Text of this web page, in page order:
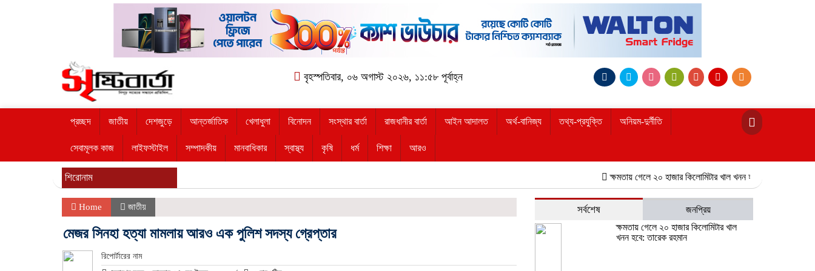
বৃহস্পতিবার, ০৬ অগাস্ট ২০২৬, ১১:৫৮ পূর্বাহ্ন
প্রচ্ছদ জাতীয় দেশজুড়ে আন্তর্জাতিক খেলাধুলা বিনোদন সংস্থার বার্তা রাজধানীর বার্তা আইন আদালত অর্থ-বানিজ্য তথ্য-প্রযুক্তি অনিয়ম-দুর্নীতি
সেবামূলক কাজ লাইফস্টাইল সম্পাদকীয় মানবাধিকার স্বাস্থ্য কৃষি ধর্ম শিক্ষা আরও
শিরোনাম ক্ষমতায় গেলে ২০ হাজার কিলোমিটার খাল খনন হবে: তারেক রহমান
Home জাতীয়
মেজর সিনহা হত্যা মামলায় আরও এক পুলিশ সদস্য গ্রেপ্তার
রিপোর্টারের নাম
সর্বশেষ
জনপ্রিয়
ক্ষমতায় গেলে ২০ হাজার কিলোমিটার খাল
খনন হবে: তারেক রহমান